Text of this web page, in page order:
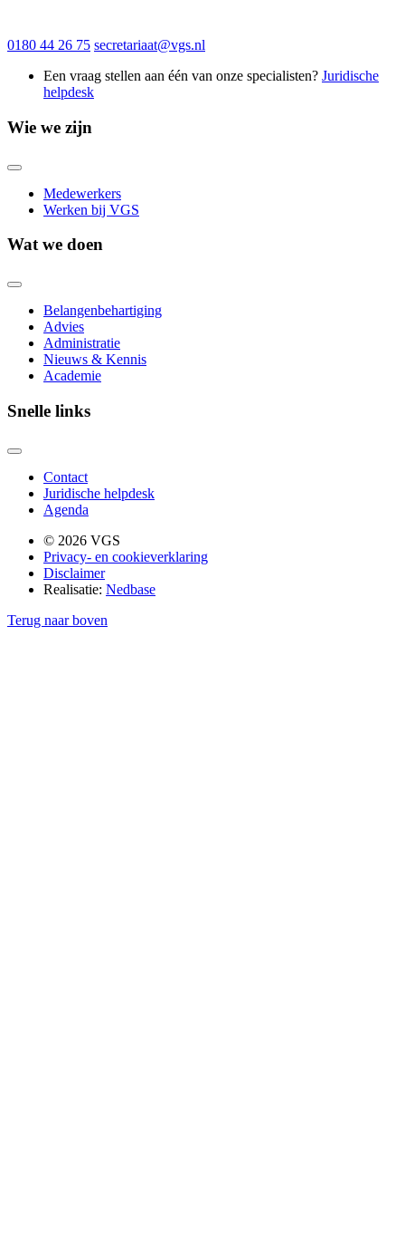
0180 44 26 75 secretariaat@vgs.nl
Een vraag stellen aan één van onze specialisten? Juridische
helpdesk
Wie we zijn
Medewerkers
Werken bij VGS
Wat we doen
Belangenbehartiging
Advies
Administratie
Nieuws & Kennis
Academie
Snelle links
Contact
Juridische helpdesk
Agenda
© 2026 VGS
Privacy- en cookieverklaring
Disclaimer
Realisatie: Nedbase
Terug naar boven